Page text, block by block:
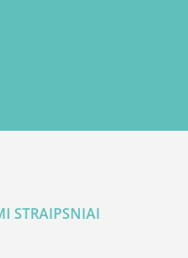
STRAIPSNIAI